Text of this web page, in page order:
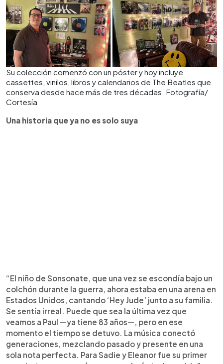
Su colección comenzó con un póster y hoy incluye
cassettes, vinilos, libros y calendarios de The Beatles que
conserva desde hace más de tres décadas. Fotografía/
Cortesía
Una historia que ya no es solo suya
“El niño de Sonsonate, que una vez se escondía bajo un
colchón durante la guerra, ahora estaba en una arena en
Estados Unidos, cantando ‘Hey Jude’ junto a su familia.
Se sentía irreal. Puede que sea la última vez que
veamos a Paul —ya tiene 83 años—, pero en ese
momento el tiempo se detuvo. La música conectó
generaciones, mezclando pasado y presente en una
sola nota perfecta. Para Sadie y Eleanor fue su primer